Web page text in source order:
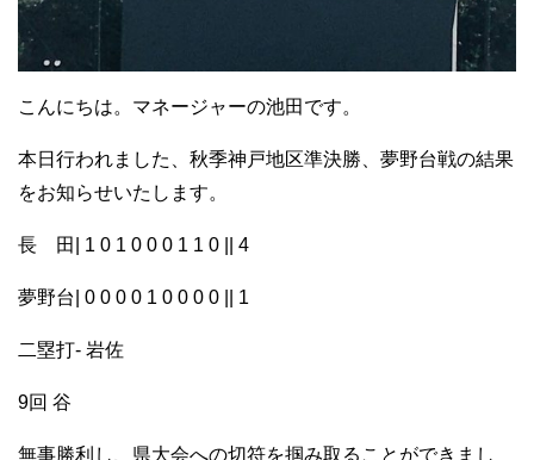
こんにちは。マネージャーの池田です。
本日行われました、秋季神戸地区準決勝、夢野台戦の結果
をお知らせいたします。
長 田| 1 0 1 0 0 0 1 1 0 || 4
夢野台| 0 0 0 0 1 0 0 0 0 || 1
二塁打- 岩佐
9回 谷
無事勝利し、県大会への切符を掴み取ることができまし